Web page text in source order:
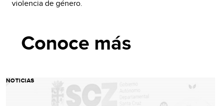
violencia de género.
Conoce más
NOTICIAS